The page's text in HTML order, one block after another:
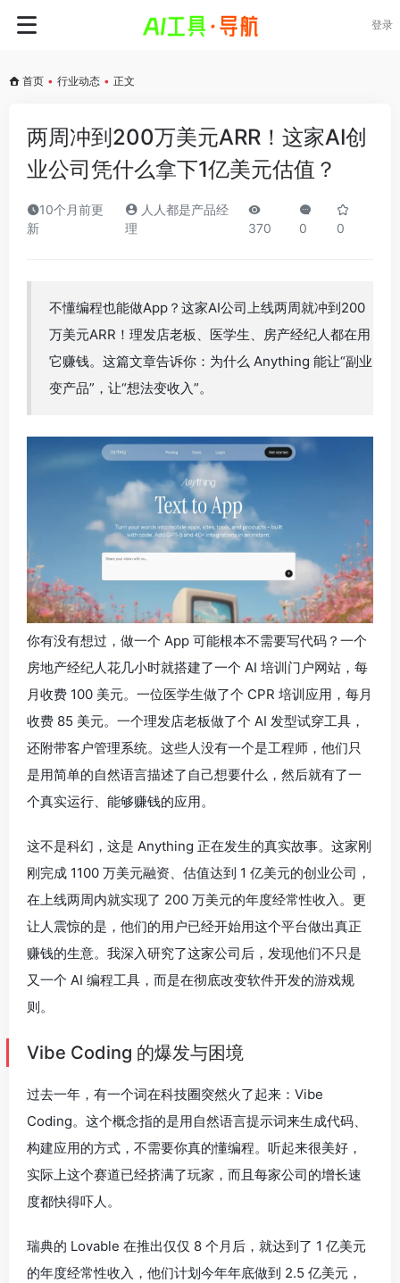
登录
首页 • 行业动态 • 正文
两周冲到200万美元ARR！这家AI创
业公司凭什么拿下1亿美元估值？
10个月前更
新
人人都是产品经
理
370 0 0
不懂编程也能做App？这家AI公司上线两周就冲到200
万美元ARR！理发店老板、医学生、房产经纪人都在用
它赚钱。这篇文章告诉你：为什么 Anything 能让“副业
变产品”，让“想法变收入”。
你有没有想过，做一个 App 可能根本不需要写代码？一个
房地产经纪人花几小时就搭建了一个 AI 培训门户网站，每
月收费 100 美元。一位医学生做了个 CPR 培训应用，每月
收费 85 美元。一个理发店老板做了个 AI 发型试穿工具，
还附带客户管理系统。这些人没有一个是工程师，他们只
是用简单的自然语言描述了自己想要什么，然后就有了一
个真实运行、能够赚钱的应用。
这不是科幻，这是 Anything 正在发生的真实故事。这家刚
刚完成 1100 万美元融资、估值达到 1 亿美元的创业公司，
在上线两周内就实现了 200 万美元的年度经常性收入。更
让人震惊的是，他们的用户已经开始用这个平台做出真正
赚钱的生意。我深入研究了这家公司后，发现他们不只是
又一个 AI 编程工具，而是在彻底改变软件开发的游戏规
则。
Vibe Coding 的爆发与困境
过去一年，有一个词在科技圈突然火了起来：Vibe
Coding。这个概念指的是用自然语言提示词来生成代码、
构建应用的方式，不需要你真的懂编程。听起来很美好，
实际上这个赛道已经挤满了玩家，而且每家公司的增长速
度都快得吓人。
瑞典的 Lovable 在推出仅仅 8 个月后，就达到了 1 亿美元
的年度经常性收入，他们计划今年年底做到 2.5 亿美元，